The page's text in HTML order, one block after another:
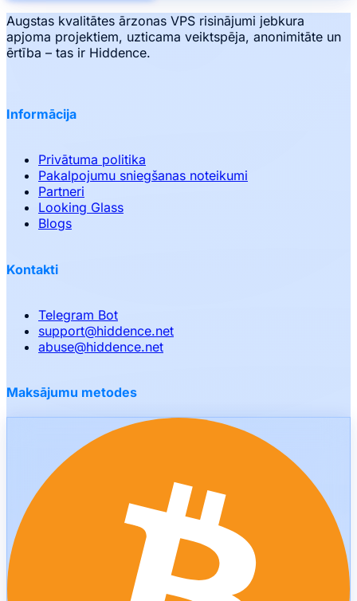
Augstas kvalitātes ārzonas VPS risinājumi jebkura
apjoma projektiem, uzticama veiktspēja, anonimitāte un
ērtība – tas ir Hiddence.
Informācija
Privātuma politika
Pakalpojumu sniegšanas noteikumi
Partneri
Looking Glass
Blogs
Kontakti
Telegram Bot
support@hiddence.net
abuse@hiddence.net
Maksājumu metodes